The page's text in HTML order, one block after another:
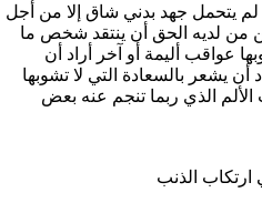
يتحمل جهد بدني شاق إلا من أجل
من لديه الحق أن ينتقد شخص ما
عواقب أليمة أو آخر أراد أن
يشعر بالسعادة التي لا تشوبها
الألم الذي ربما تنجم عنه بعض
ارتكاب الذنب